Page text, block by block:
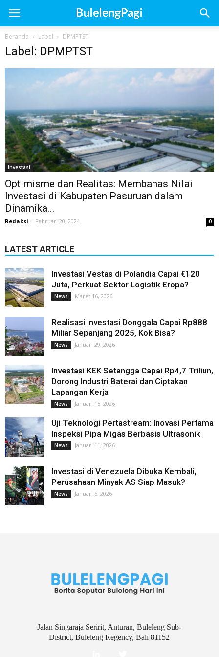
Beranda Label DPMPTST
Label: DPMPTST
Investasi
Optimisme dan Realitas: Membahas Nilai
Investasi di Kabupaten Pasuruan dalam
Dinamika...
Redaksi - Februari 20, 2024 0
LATEST ARTICLE
Investasi Vestas di Polandia Capai €120
Juta, Perkuat Sektor Logistik Eropa?
News Maret 16, 2026
Realisasi Investasi Donggala Capai Rp888
Miliar Sepanjang 2025, Kok Bisa?
News Januari 29, 2026
Investasi KEK Setangga Capai Rp4,7 Triliun,
Dorong Industri Baterai dan Ciptakan
Lapangan Kerja
News Januari 15, 2026
Uji Teknologi Pertastream: Inovasi Pertama
Inspeksi Pipa Migas Berbasis Ultrasonik
News Januari 11, 2026
Investasi di Venezuela Dibuka Kembali,
Perusahaan Minyak AS Siap Masuk?
News Januari 5, 2026
Jalan Singaraja Seririt, Anturan, Buleleng Sub-
District, Buleleng Regency, Bali 81152